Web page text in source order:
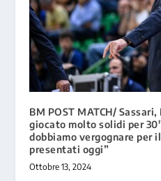
BM POST MATCH/
giocato molto solidi per
dobbiamo vergognare per
presentati oggi”
Ottobre 13, 2024